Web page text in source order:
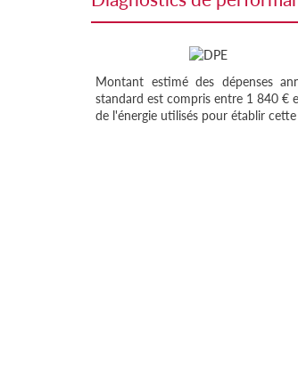
Montant estimé des dépenses
standard est compris entre 1 840 €
de l'énergie utilisés pour établir